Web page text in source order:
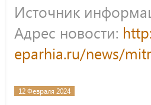
Источник
Адрес новости:
eparhia.ru/news/
12 Февраля 2024